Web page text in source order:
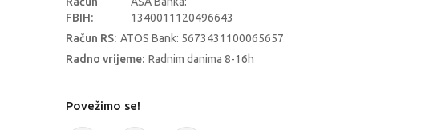
FBIH:
1340011120496643
Račun RS: ATOS Bank: 5673431100065657
Radno vrijeme: Radnim danima 8-16h
Povežimo se!